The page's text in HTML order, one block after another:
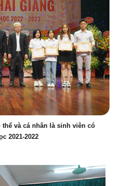
và cá nhân là sinh viên có
2021-2022